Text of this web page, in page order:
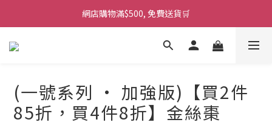
網店購物滿$500, 免費送貨🛒
(一號系列 · 加強版)【買2件
85折，買4件8折】金絲棗